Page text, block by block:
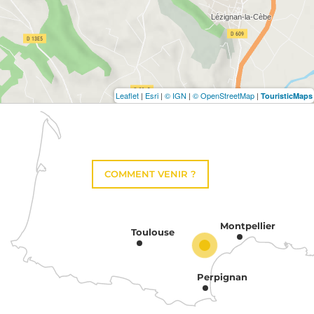
Leaflet | Esri | © IGN | © OpenStreetMap | TouristicMaps
COMMENT VENIR ?
Toulouse
Montpellier
Perpignan